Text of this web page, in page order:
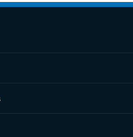
réversible
positives et négatives
industriels